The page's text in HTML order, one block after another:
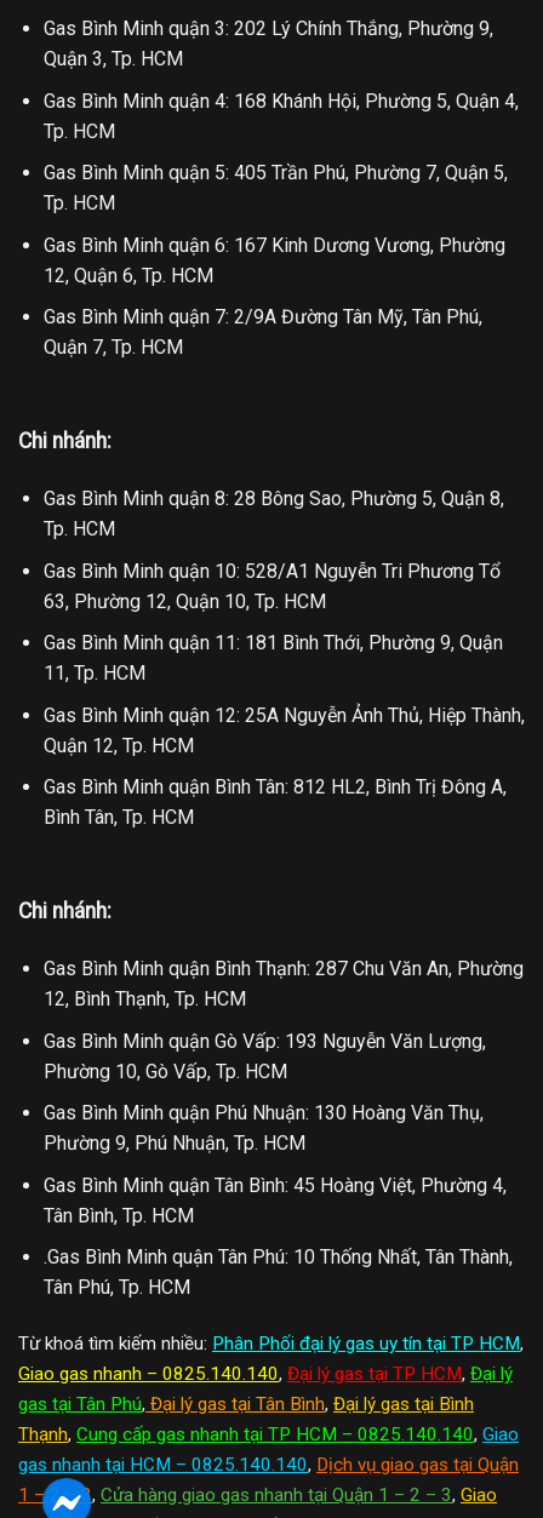
Gas Bình Minh quận 3: 202 Lý Chính Thắng, Phường 9,
Quận 3, Tp. HCM
Gas Bình Minh quận 4: 168 Khánh Hội, Phường 5, Quận 4,
Tp. HCM
Gas Bình Minh quận 5: 405 Trần Phú, Phường 7, Quận 5,
Tp. HCM
Gas Bình Minh quận 6: 167 Kinh Dương Vương, Phường
12, Quận 6, Tp. HCM
Gas Bình Minh quận 7: 2/9A Đường Tân Mỹ, Tân Phú,
Quận 7, Tp. HCM
Chi nhánh:
Gas Bình Minh quận 8: 28 Bông Sao, Phường 5, Quận 8,
Tp. HCM
Gas Bình Minh quận 10: 528/A1 Nguyễn Tri Phương Tổ
63, Phường 12, Quận 10, Tp. HCM
Gas Bình Minh quận 11: 181 Bình Thới, Phường 9, Quận
11, Tp. HCM
Gas Bình Minh quận 12: 25A Nguyễn Ảnh Thủ, Hiệp Thành,
Quận 12, Tp. HCM
Gas Bình Minh quận Bình Tân: 812 HL2, Bình Trị Đông A,
Bình Tân, Tp. HCM
Chi nhánh:
Gas Bình Minh quận Bình Thạnh: 287 Chu Văn An, Phường
12, Bình Thạnh, Tp. HCM
Gas Bình Minh quận Gò Vấp: 193 Nguyễn Văn Lượng,
Phường 10, Gò Vấp, Tp. HCM
Gas Bình Minh quận Phú Nhuận: 130 Hoàng Văn Thụ,
Phường 9, Phú Nhuận, Tp. HCM
Gas Bình Minh quận Tân Bình: 45 Hoàng Việt, Phường 4,
Tân Bình, Tp. HCM
.Gas Bình Minh quận Tân Phú: 10 Thống Nhất, Tân Thành,
Tân Phú, Tp. HCM
Từ khoá tìm kiếm nhiều: Phân Phối đại lý gas uy tín tại TP HCM,
Giao gas nhanh – 0825.140.140, Đại lý gas tại TP HCM, Đại lý
gas tại Tân Phú, Đại lý gas tại Tân Bình, Đại lý gas tại Bình
Thạnh, Cung cấp gas nhanh tại TP HCM – 0825.140.140, Giao
gas nhanh tại HCM – 0825.140.140, Dịch vụ giao gas tại Quận
1 – 2 – 3, Cửa hàng giao gas nhanh tại Quận 1 – 2 – 3, Giao